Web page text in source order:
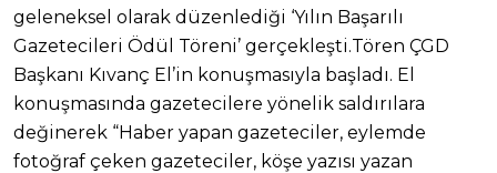
geleneksel olarak düzenlediği ‘Yılın Başarılı
Gazetecileri Ödül Töreni’ gerçekleşti.Tören ÇGD
Başkanı Kıvanç El’in konuşmasıyla başladı. El
konuşmasında gazetecilere yönelik saldırılara
değinerek “Haber yapan gazeteciler, eylemde
fotoğraf çeken gazeteciler, köşe yazısı yazan